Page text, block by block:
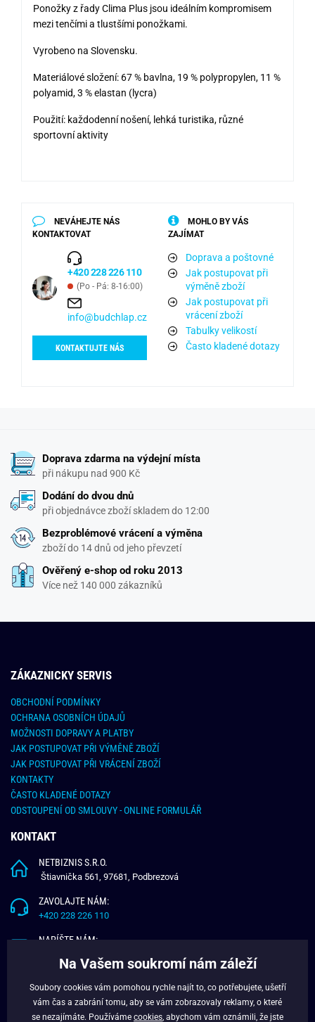
Ponožky z řady Clima Plus jsou ideálním kompromisem
mezi tenčími a tlustšími ponožkami.
Vyrobeno na Slovensku.
Materiálové složení: 67 % bavlna, 19 % polypropylen, 11 %
polyamid, 3 % elastan (lycra)
Použití: každodenní nošení, lehká turistika, různé
sportovní aktivity
NEVÁHEJTE NÁS
KONTAKTOVAT
+420 228 226 110
(Po - Pá: 8-16:00)
info@budchlap.cz
KONTAKTUJTE NÁS
MOHLO BY VÁS
ZAJÍMAT
Doprava a poštovné
Jak postupovat při
výměně zboží
Jak postupovat při
vrácení zboží
Tabulky velikostí
Často kladené dotazy
Doprava zdarma na výdejní místa
při nákupu nad 900 Kč
Dodání do dvou dnů
při objednávce zboží skladem do 12:00
Bezproblémové vrácení a výměna
zboží do 14 dnů od jeho převzetí
Ověřený e-shop od roku 2013
Více než 140 000 zákazníků
ZÁKAZNICKY SERVIS
OBCHODNÍ PODMÍNKY
OCHRANA OSOBNÍCH ÚDAJŮ
MOŽNOSTI DOPRAVY A PLATBY
JAK POSTUPOVAT PŘI VÝMĚNĚ ZBOŽÍ
JAK POSTUPOVAT PŘI VRÁCENÍ ZBOŽÍ
KONTAKTY
ČASTO KLADENÉ DOTAZY
ODSTOUPENÍ OD SMLOUVY - ONLINE FORMULÁŘ
KONTAKT
NETBIZNIS S.R.O.
Štiavnička 561, 97681, Podbrezová
ZAVOLAJTE NÁM:
+420 228 226 110
NAPÍŠTE NÁM:
O NÁS
Na Vašem soukromí nám záleží
Soubory cookies vám pomohou rychle najít to, co potřebujete, ušetří
vám čas a zabrání tomu, aby se vám zobrazovaly reklamy, o které
se nezajímáte. Používáme cookies , abychom vám oznámili, že jste